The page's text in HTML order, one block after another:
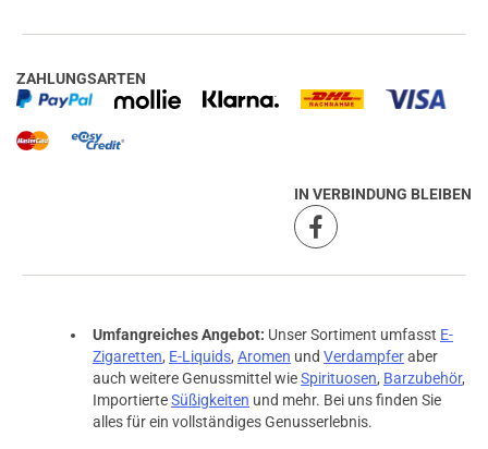
ZAHLUNGSARTEN
IN VERBINDUNG BLEIBEN
Umfangreiches Angebot: Unser Sortiment umfasst E-
Zigaretten, E-Liquids, Aromen und Verdampferaber
auch weitere Genussmittel wieSpirituosen, Barzubehör,
ImportierteSüßigkeiten und mehr. Bei uns finden Sie
alles für ein vollständiges Genusserlebnis.